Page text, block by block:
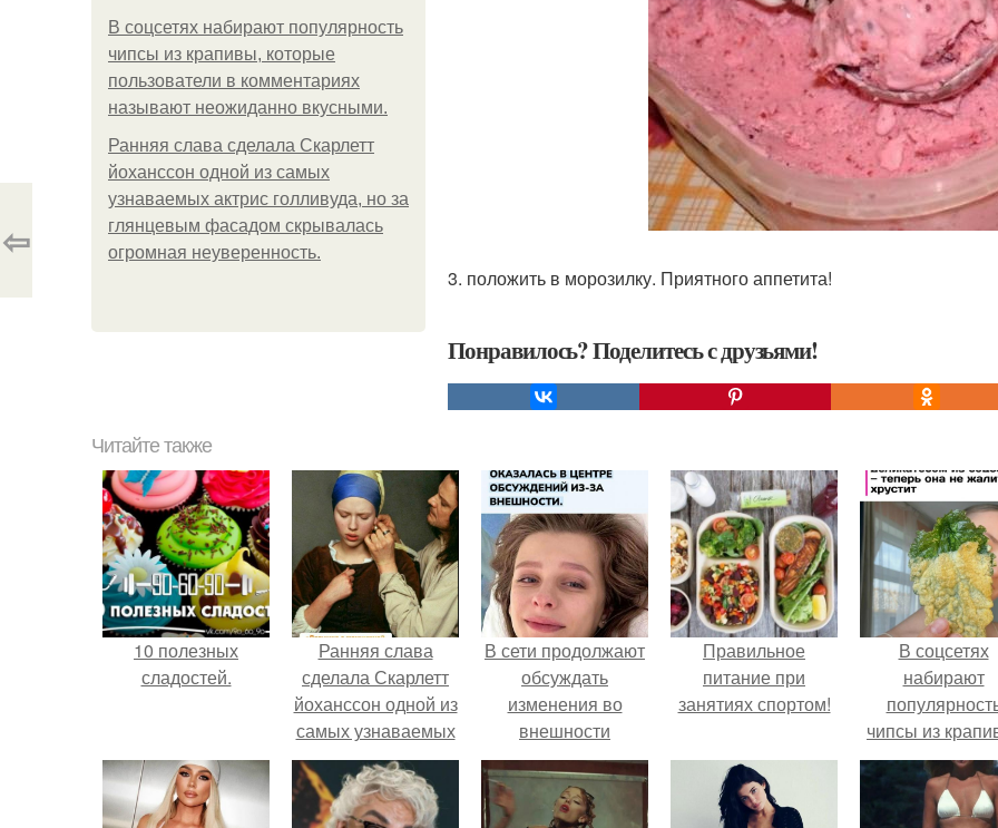
В соцсетях набирают популярность
чипсы из крапивы, которые
пользователи в комментариях
называют неожиданно вкусными.
Ранняя слава сделала Скарлетт
йоханссон одной из самых
узнаваемых актрис голливуда, но за
глянцевым фасадом скрывалась
огромная неуверенность.
3. положить в морозилку. Приятного аппетита!
Понравилось? Поделитесь с друзьями!
⇦
Читайте также
10 полезных
сладостей.
Ранняя слава
сделала Скарлетт
йоханссон одной из
самых узнаваемых
актрис голливуда,
но за глянцевым
фасадом
В сети продолжают
обсуждать
изменения во
внешности
актрисы.
Правильное
питание при
занятиях спортом!
В соцсетях
набирают
чипсы из
которые